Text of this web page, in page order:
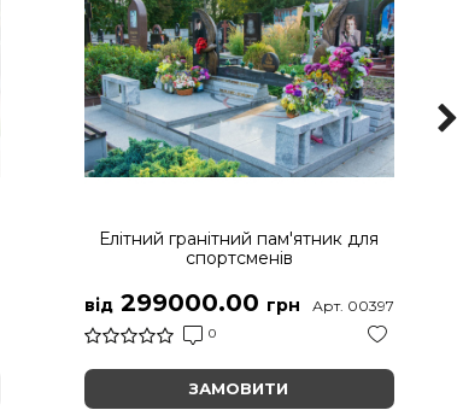
Елітний гранітний пам'ятник для
спортсменів
від299000.00 грн
0
Арт. 00397
ЗАМОВИТИ